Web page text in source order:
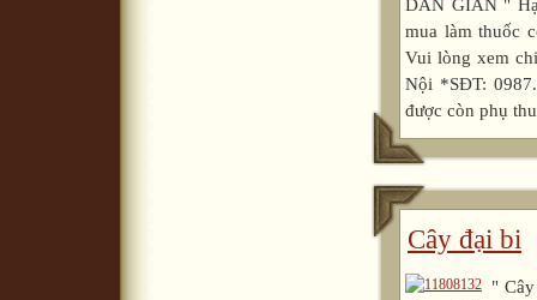
DÂN GIAN "
mua làm thuốc
Vui lòng xem
Nội *SĐT:
được còn phụ
Cây đại bi
"